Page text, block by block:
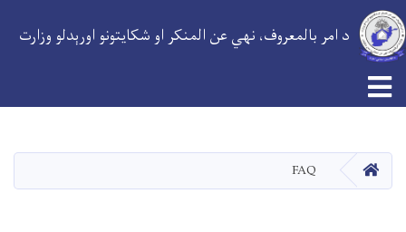
د امر بالمعروف، نهي عن المنکر او شکایتونو اورېدلو وزارت
کور FAQ